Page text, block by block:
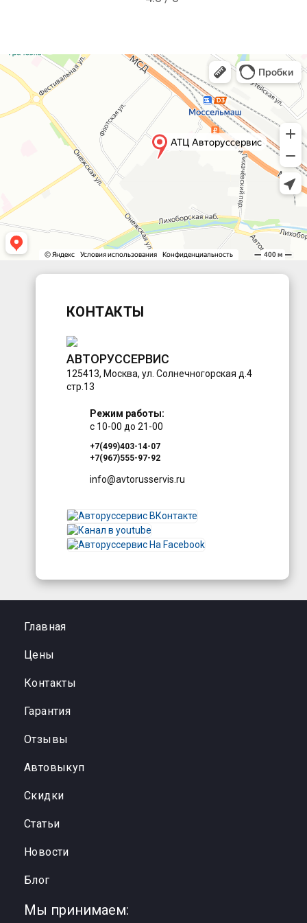
КОНТАКТЫ
АВТОРУССЕРВИС
125413, Москва, ул. Солнечногорская д.4
стр.13
Режим работы:
с 10-00 до 21-00
+7(499)403-14-07
+7(967)555-97-92
info@avtorusservis.ru
Главная
Цены
Контакты
Гарантия
Отзывы
Автовыкуп
Cкидки
Статьи
Новости
Блог
Мы принимаем: